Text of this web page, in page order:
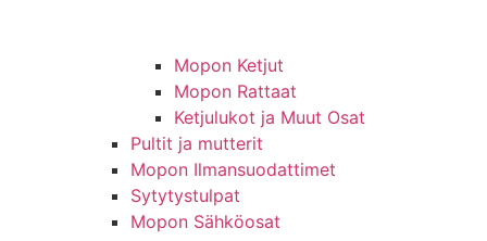
Mopon Ketjut
Mopon Rattaat
Ketjulukot ja Muut Osat
Pultit ja mutterit
Mopon Ilmansuodattimet
Sytytystulpat
Mopon Sähköosat